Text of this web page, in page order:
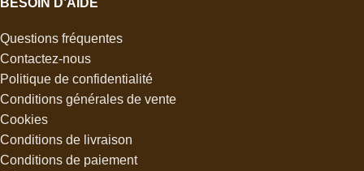
BESOIN D’AIDE
Questions fréquentes
Contactez-nous
Politique de confidentialité
Conditions générales de vente
Cookies
Conditions de livraison
Conditions de paiement